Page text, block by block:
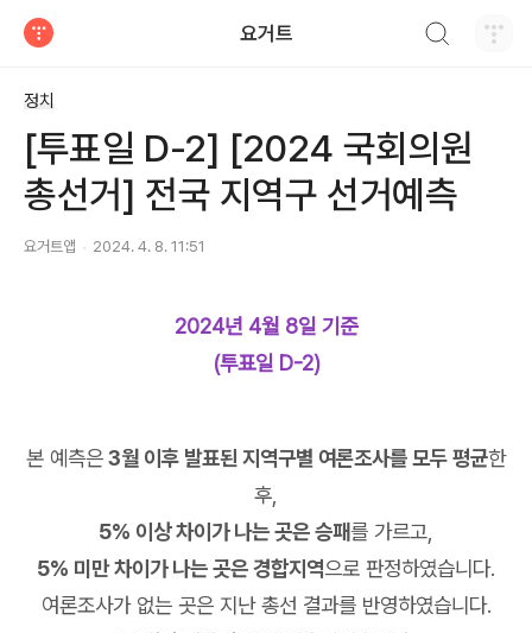
요거트
정치
[투표일 D-2] [2024 국회의원
총선거] 전국 지역구 선거예측
요거트앱 2024. 4. 8. 11:51
2024년 4월 8일 기준
(투표일 D-2)
본 예측은3월 이후 발표된 지역구별 여론조사를 모두 평균한
후,
5% 이상 차이가 나는 곳은 승패를 가르고,
5% 미만 차이가 나는 곳은 경합지역으로 판정하였습니다.
여론조사가 없는 곳은 지난 총선 결과를 반영하였습니다.